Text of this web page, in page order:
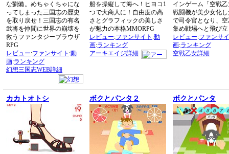
な劉備。めちゃくちゃにな
ってしまった三国志の歴史
を取り戻せ！三国志の有名
武将を仲間に世界の崩壊を
救うファンタジーブラウザ
RPG
レビュー:ファンサイト :動
画:ランキング
幻想三国志WEB詳細
船を操縦して海へ！ヒヨコ1
つで大商人に！自由度の高
さとグラフィックの美しさ
が魅力の本格MMORPG
レビュー:ファンサイト :動
画:ランキング
アーキエイジ詳細
インゲーム「空戦
戦闘機が美少女化
で司令官となり、
集め戦場へと飛び
レビュー:ファンサ
画:ランキング
空戦乙女詳細
カカトオトシ ボクとパンタ２ ボクとパンタ